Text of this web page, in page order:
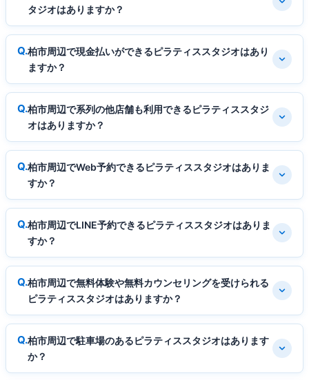
タジオはありますか？
柏市周辺で現金払いができるピラティススタジオはあり
ますか？
柏市周辺で系列の他店舗も利用できるピラティススタジ
オはありますか？
柏市周辺でWeb予約できるピラティススタジオはありま
すか？
柏市周辺でLINE予約できるピラティススタジオはありま
すか？
柏市周辺で無料体験や無料カウンセリングを受けられる
ピラティススタジオはありますか？
柏市周辺で駐車場のあるピラティススタジオはあります
か？